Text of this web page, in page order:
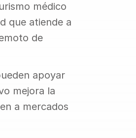
médico
que atiende a
de
apoyar
mejora la
a mercados